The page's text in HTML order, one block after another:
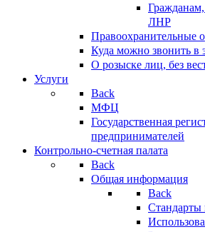
ЛНР
Правоохранительные
Куда можно звонить в
О розыске лиц, без
Услуги
Back
МФЦ
Государственная
предпринимателей
Контрольно-счетная палата
Back
Общая информация
Back
Стандарты